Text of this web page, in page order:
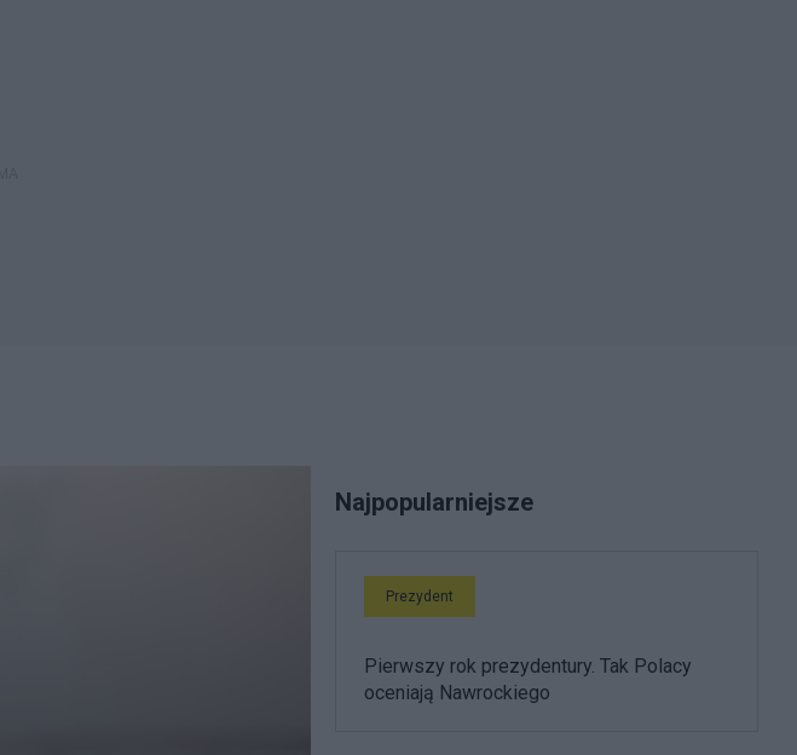
Najpopularniejsze
Prezydent
Pierwszy rok prezydentury. Tak Polacy
oceniają Nawrockiego